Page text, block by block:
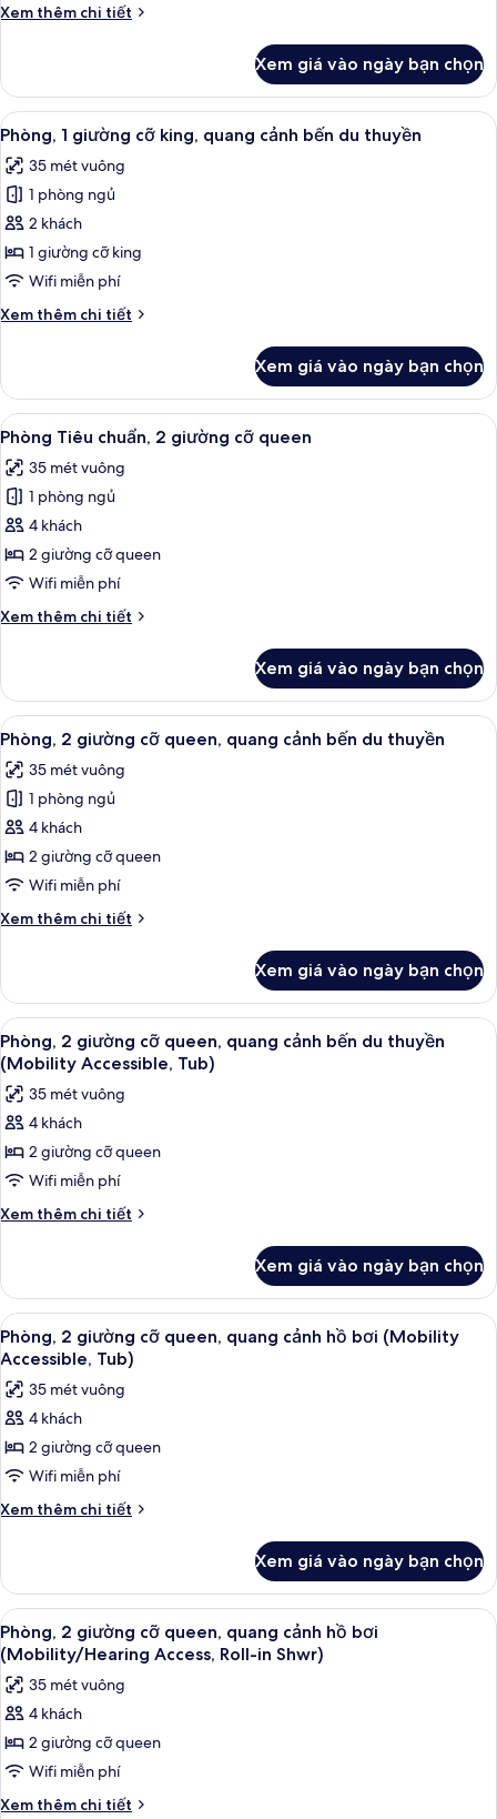
king
Xem thêm chi tiết
Chi
Phòng,
giường
king
Xem giá vào ngày bạn chọn
Xem
tất
cả
ảnh
Phòng,
1
giường
king,
bến
du
thuyền
Minibar, két bảo mật tại phòng, bàn
13
Phòng, 1 giường cỡ king, quang cảnh bến du thuyền
35 mét vuông
1 phòng ngủ
2 khách
1 giường cỡ king
Wifi miễn phí
Xem thêm chi tiết
Chi
Phòng,
giường
king,
quang
bến
du
thuyền
Xem giá vào ngày bạn chọn
Xem
tất
cả
ảnh
Phòng
Tiêu
chuẩn,
giường
Minibar, két bảo mật tại phòng, bàn
10
Phòng Tiêu chuẩn, 2 giường cỡ queen
35 mét vuông
1 phòng ngủ
4 khách
2 giường cỡ queen
Wifi miễn phí
Xem thêm chi tiết
Chi
Phòng
Tiêu
chuẩn,
giường
cỡ
Xem giá vào ngày bạn chọn
Xem
tất
cả
ảnh
Phòng,
2
giường
queen,
bến
du
thuyền
Minibar, két bảo mật tại phòng, bàn
10
Phòng, 2 giường cỡ queen, quang cảnh bến du thuyền
35 mét vuông
1 phòng ngủ
4 khách
2 giường cỡ queen
Wifi miễn phí
Xem thêm chi tiết
Chi
Phòng,
giường
cỡ
queen,
quang
cảnh
du
thuyền
Xem giá vào ngày bạn chọn
Xem
tất
cả
ảnh
Phòng,
2
giường
cỡ
cảnh
bến
du
thuyền
(Mobility
Accessible,
Tub)
Minibar, két bảo mật tại phòng, bàn
4
Phòng, 2 giường cỡ queen, quang cảnh bến du thuyền
(Mobility Accessible, Tub)
35 mét vuông
4 khách
2 giường cỡ queen
Wifi miễn phí
Xem thêm chi tiết
Chi
Phòng,
giường
cỡ
quang
cảnh
du
thuyền
Accessible,
Xem giá vào ngày bạn chọn
Xem
tất
cả
ảnh
Phòng,
2
giường
cỡ
cảnh
hồ
bơi
(Mobility
Accessible,
Tub)
Minibar, két bảo mật tại phòng, bàn
4
Phòng, 2 giường cỡ queen, quang cảnh hồ bơi (Mobility
Accessible, Tub)
35 mét vuông
4 khách
2 giường cỡ queen
Wifi miễn phí
Xem thêm chi tiết
Chi
Phòng,
giường
cỡ
queen,
quang
cảnh
bơi
(Mobility
Tub)
Xem giá vào ngày bạn chọn
Xem
tất
cả
ảnh
Phòng,
2
giường
cỡ
Minibar, két bảo mật tại phòng, bàn
4
Phòng, 2 giường cỡ queen, quang cảnh hồ bơi
(Mobility/Hearing Access, Roll-in Shwr)
35 mét vuông
4 khách
2 giường cỡ queen
Wifi miễn phí
Xem thêm chi tiết
Chi